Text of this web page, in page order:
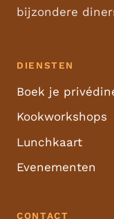
bijzondere
DIENSTEN
Boek je
Kookworkshops
Lunchkaart
Evenementen
CONTACT